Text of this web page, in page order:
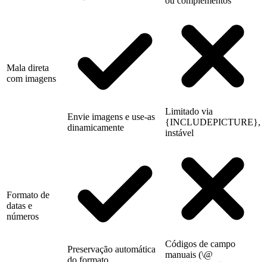
Mala direta
com imagens
Envie imagens e use-as
dinamicamente
Limitado via
{INCLUDEPICTURE},
instável
Formato de
datas e
números
Preservação automática
do formato
Códigos de campo
manuais (\@